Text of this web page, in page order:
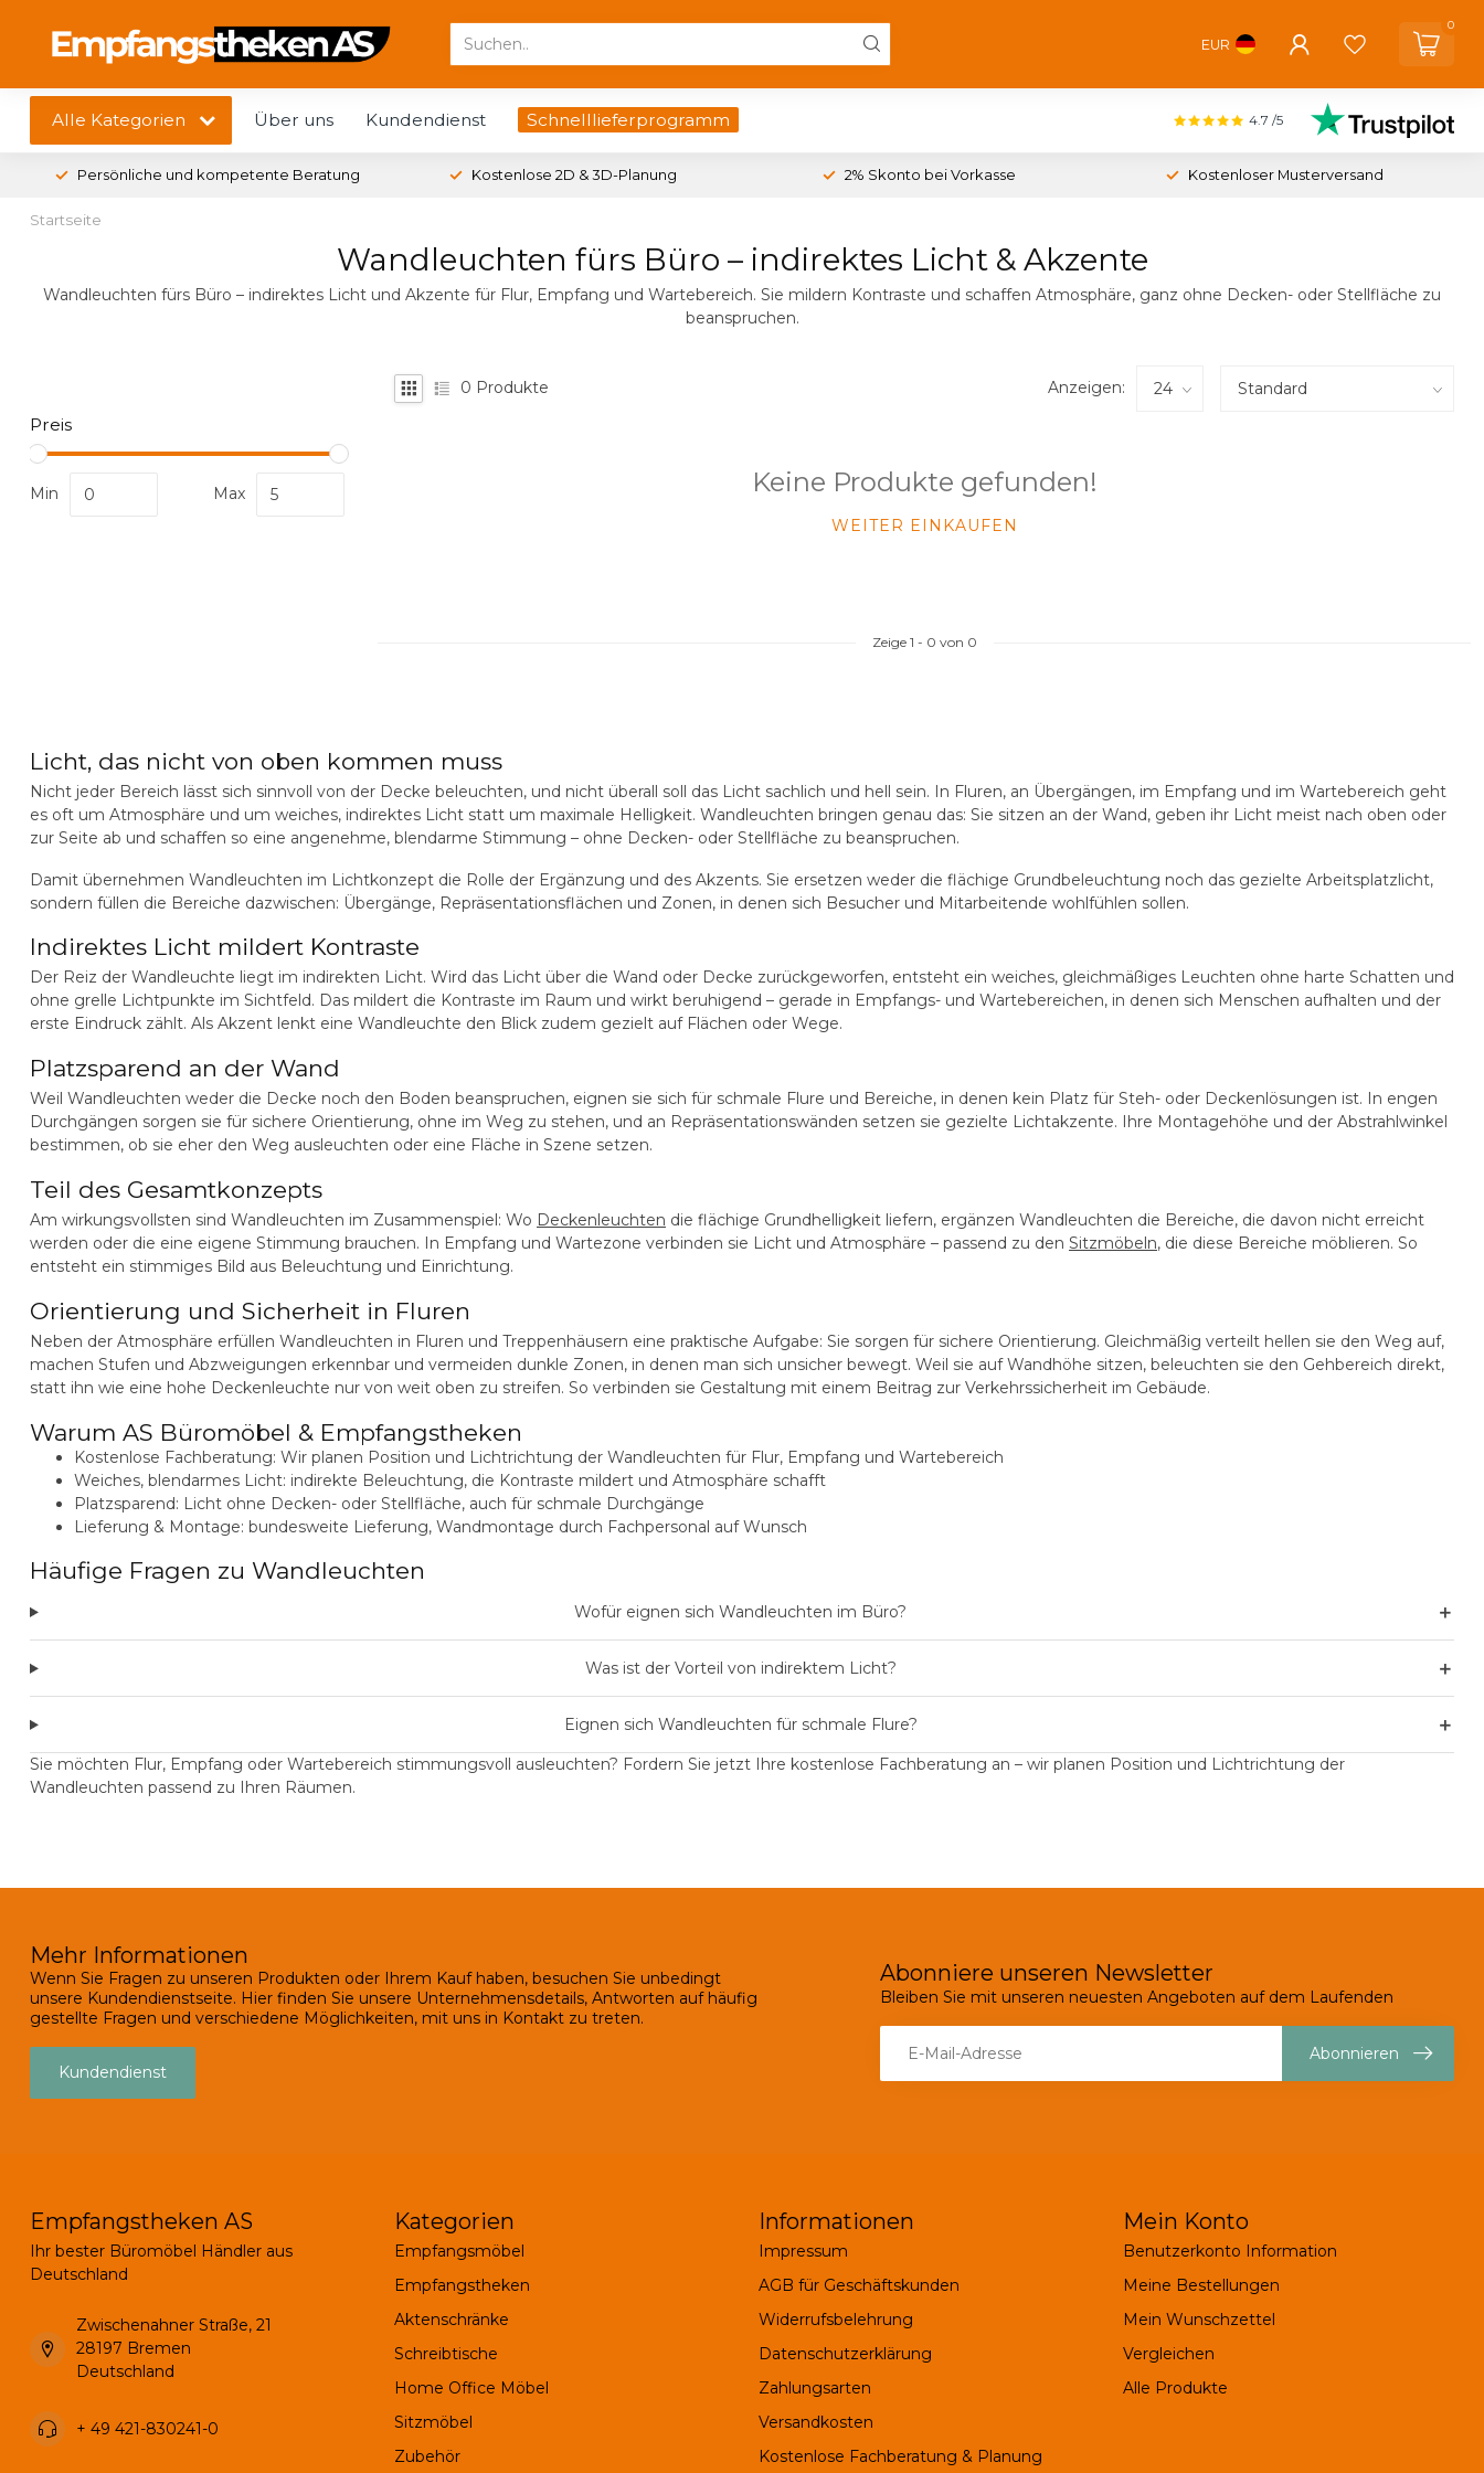
EUR
0
Alle Kategorien Über uns Kundendienst Schnelllieferprogramm 4.7 /5
Persönliche und kompetente Beratung Kostenlose 2D & 3D-Planung 2% Skonto bei Vorkasse Kostenloser Musterversand
Startseite
Wandleuchten fürs Büro – indirektes Licht & Akzente
Wandleuchten fürs Büro – indirektes Licht und Akzente für Flur, Empfang und Wartebereich. Sie mildern Kontraste und schaffen Atmosphäre, ganz ohne Decken- oder Stellfläche zu
beanspruchen.
Preis
Min Max
0 Produkte Anzeigen:
Keine Produkte gefunden!
WEITER EINKAUFEN
Zeige 1 - 0 von 0
Licht, das nicht von oben kommen muss
Nicht jeder Bereich lässt sich sinnvoll von der Decke beleuchten, und nicht überall soll das Licht sachlich und hell sein. In Fluren, an Übergängen, im Empfang und im Wartebereich geht
es oft um Atmosphäre und um weiches, indirektes Licht statt um maximale Helligkeit. Wandleuchten bringen genau das: Sie sitzen an der Wand, geben ihr Licht meist nach oben oder
zur Seite ab und schaffen so eine angenehme, blendarme Stimmung – ohne Decken- oder Stellfläche zu beanspruchen.
Damit übernehmen Wandleuchten im Lichtkonzept die Rolle der Ergänzung und des Akzents. Sie ersetzen weder die flächige Grundbeleuchtung noch das gezielte Arbeitsplatzlicht,
sondern füllen die Bereiche dazwischen: Übergänge, Repräsentationsflächen und Zonen, in denen sich Besucher und Mitarbeitende wohlfühlen sollen.
Indirektes Licht mildert Kontraste
Der Reiz der Wandleuchte liegt im indirekten Licht. Wird das Licht über die Wand oder Decke zurückgeworfen, entsteht ein weiches, gleichmäßiges Leuchten ohne harte Schatten und
ohne grelle Lichtpunkte im Sichtfeld. Das mildert die Kontraste im Raum und wirkt beruhigend – gerade in Empfangs- und Wartebereichen, in denen sich Menschen aufhalten und der
erste Eindruck zählt. Als Akzent lenkt eine Wandleuchte den Blick zudem gezielt auf Flächen oder Wege.
Platzsparend an der Wand
Weil Wandleuchten weder die Decke noch den Boden beanspruchen, eignen sie sich für schmale Flure und Bereiche, in denen kein Platz für Steh- oder Deckenlösungen ist. In engen
Durchgängen sorgen sie für sichere Orientierung, ohne im Weg zu stehen, und an Repräsentationswänden setzen sie gezielte Lichtakzente. Ihre Montagehöhe und der Abstrahlwinkel
bestimmen, ob sie eher den Weg ausleuchten oder eine Fläche in Szene setzen.
Teil des Gesamtkonzepts
Am wirkungsvollsten sind Wandleuchten im Zusammenspiel: Wo Deckenleuchten die flächige Grundhelligkeit liefern, ergänzen Wandleuchten die Bereiche, die davon nicht erreicht
werden oder die eine eigene Stimmung brauchen. In Empfang und Wartezone verbinden sie Licht und Atmosphäre – passend zu den Sitzmöbeln, die diese Bereiche möblieren. So
entsteht ein stimmiges Bild aus Beleuchtung und Einrichtung.
Orientierung und Sicherheit in Fluren
Neben der Atmosphäre erfüllen Wandleuchten in Fluren und Treppenhäusern eine praktische Aufgabe: Sie sorgen für sichere Orientierung. Gleichmäßig verteilt hellen sie den Weg auf,
machen Stufen und Abzweigungen erkennbar und vermeiden dunkle Zonen, in denen man sich unsicher bewegt. Weil sie auf Wandhöhe sitzen, beleuchten sie den Gehbereich direkt,
statt ihn wie eine hohe Deckenleuchte nur von weit oben zu streifen. So verbinden sie Gestaltung mit einem Beitrag zur Verkehrssicherheit im Gebäude.
Warum AS Büromöbel & Empfangstheken
Kostenlose Fachberatung: Wir planen Position und Lichtrichtung der Wandleuchten für Flur, Empfang und Wartebereich
Weiches, blendarmes Licht: indirekte Beleuchtung, die Kontraste mildert und Atmosphäre schafft
Platzsparend: Licht ohne Decken- oder Stellfläche, auch für schmale Durchgänge
Lieferung & Montage: bundesweite Lieferung, Wandmontage durch Fachpersonal auf Wunsch
Häufige Fragen zu Wandleuchten
Wofür eignen sich Wandleuchten im Büro? ＋
Was ist der Vorteil von indirektem Licht? ＋
Eignen sich Wandleuchten für schmale Flure? ＋
Sie möchten Flur, Empfang oder Wartebereich stimmungsvoll ausleuchten? Fordern Sie jetzt Ihre kostenlose Fachberatung an – wir planen Position und Lichtrichtung der
Wandleuchten passend zu Ihren Räumen.
Mehr Informationen
Wenn Sie Fragen zu unseren Produkten oder Ihrem Kauf haben, besuchen Sie unbedingt
unsere Kundendienstseite. Hier finden Sie unsere Unternehmensdetails, Antworten auf häufig
gestellte Fragen und verschiedene Möglichkeiten, mit uns in Kontakt zu treten.
Kundendienst
Abonniere unseren Newsletter
Bleiben Sie mit unseren neuesten Angeboten auf dem Laufenden
Abonnieren
Empfangstheken AS
Ihr bester Büromöbel Händler aus
Deutschland
Zwischenahner Straße, 21
28197 Bremen
Deutschland
+ 49 421-830241-0
Kategorien
Empfangsmöbel
Empfangstheken
Aktenschränke
Schreibtische
Home Office Möbel
Sitzmöbel
Zubehör
Informationen
Impressum
AGB für Geschäftskunden
Widerrufsbelehrung
Datenschutzerklärung
Zahlungsarten
Versandkosten
Kostenlose Fachberatung & Planung
Mein Konto
Benutzerkonto Information
Meine Bestellungen
Mein Wunschzettel
Vergleichen
Alle Produkte